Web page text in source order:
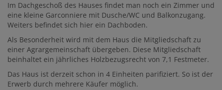
Im Dachgeschoß des Hauses findet man noch ein Zimmer und
eine kleine Garconniere mit Dusche/WC und Balkonzugang.
Weiters befindet sich hier ein Dachboden.
Als Besonderheit wird mit dem Haus die Mitgliedschaft zu
einer Agrargemeinschaft übergeben. Diese Mitgliedschaft
beinhaltet ein jährliches Holzbezugsrecht von 7,1 Festmeter.
Das Haus ist derzeit schon in 4 Einheiten parifiziert. So ist der
Erwerb durch mehrere Käufer möglich.